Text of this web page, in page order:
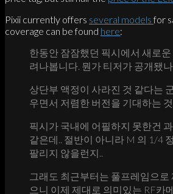
Pixii currently offers several modelsfor
coverage can be found here:
한동안 잠잠했던 픽시에서 새로
려나봅니다. 뭔가 티저가 공개됐나
상단부 액정이 사라진 것 같다는
우면서 저렴한 버전을 기대하는 것
픽시가 국내에 어필하지 못한건
같은데.. 절반이 아니라 M 의 1/4
팔리지 않을런지..
그래도 최근부터는 풀프레임으로
으니 이제 제대로 의미있는 RF카